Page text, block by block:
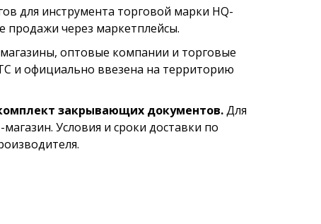
для инструмента торговой марки HQ-
продажи через маркетплейсы.
оптовые компании и торговые
и официально ввезена на территорию
закрывающих документов.Для
Условия и сроки доставки по